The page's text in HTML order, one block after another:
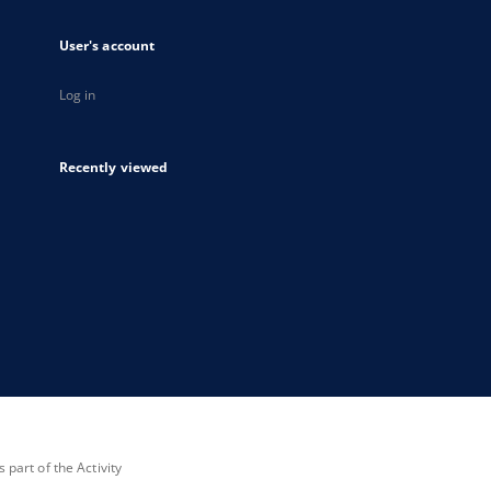
User's account
Log in
Recently viewed
part of the Activity